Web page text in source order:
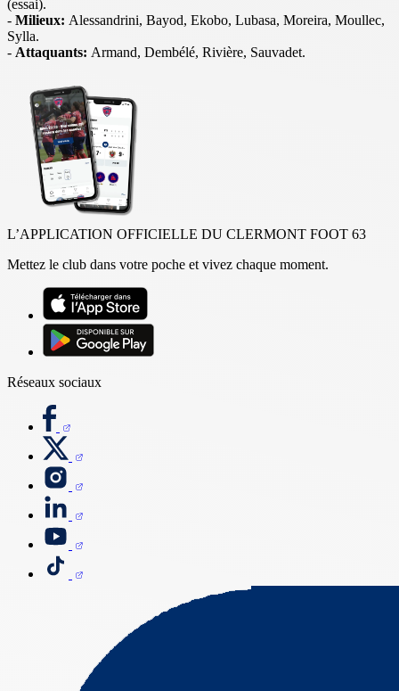
(essai).
- Milieux: Alessandrini, Bayod, Ekobo, Lubasa, Moreira, Moullec,
Sylla.
- Attaquants: Armand, Dembélé, Rivière, Sauvadet.
L’APPLICATION OFFICIELLE DU CLERMONT FOOT 63
Mettez le club dans votre poche et vivez chaque moment.
Réseaux sociaux